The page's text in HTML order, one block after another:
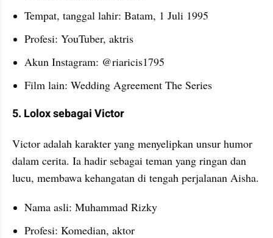
Tempat, tanggal lahir: Batam, 1 Juli 1995
Profesi: YouTuber, aktris
Akun Instagram: @riaricis1795
Film lain: Wedding Agreement The Series
5. Lolox sebagai Victor
Victor adalah karakter yang menyelipkan unsur humor
dalam cerita. Ia hadir sebagai teman yang ringan dan
lucu, membawa kehangatan di tengah perjalanan Aisha.
Nama asli: Muhammad Rizky
Profesi: Komedian, aktor